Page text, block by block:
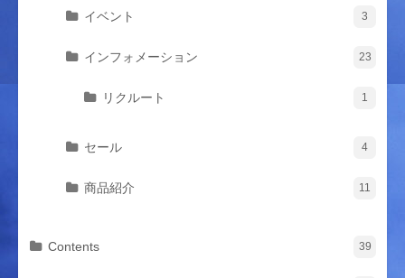
イベント 3
インフォメーション 23
リクルート 1
セール 4
商品紹介 11
Contents 39